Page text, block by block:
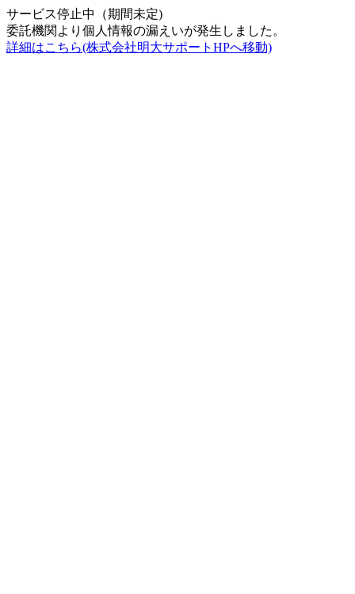
サービス停止中（期間未定)
委託機関より個人情報の漏えいが発生しました。
詳細はこちら(株式会社明大サポートHPへ移動)